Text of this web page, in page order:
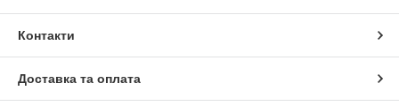
Контакти
Доставка та оплата